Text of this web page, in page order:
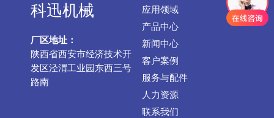
科迅机械
厂区地址：
陕西省西安市经济技术开
发区泾渭工业园东西三号
路南
应用领域
产品中心
新闻中心
客户案例
服务与配件
人力资源
联系我们